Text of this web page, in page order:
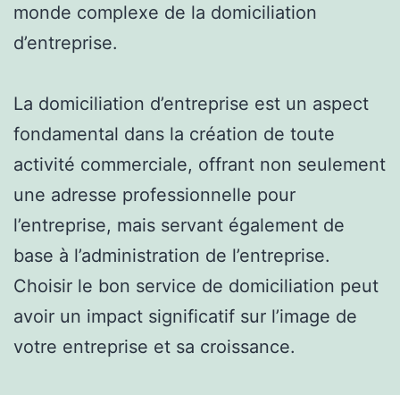
monde complexe de la domiciliation
d’entreprise.
La domiciliation d’entreprise est un aspect
fondamental dans la création de toute
activité commerciale, offrant non seulement
une adresse professionnelle pour
l’entreprise, mais servant également de
base à l’administration de l’entreprise.
Choisir le bon service de domiciliation peut
avoir un impact significatif sur l’image de
votre entreprise et sa croissance.